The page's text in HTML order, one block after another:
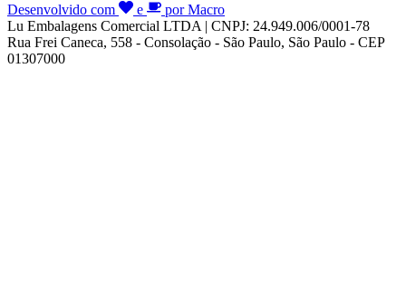
Desenvolvido com
e
por Macro
Lu Embalagens Comercial LTDA | CNPJ: 24.949.006/0001-78
Rua Frei Caneca, 558 - Consolação - São Paulo, São Paulo - CEP
01307000